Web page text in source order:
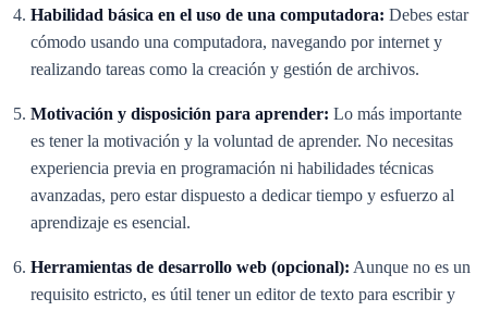
Habilidad básica en el uso de una computadora: Debes estar
cómodo usando una computadora, navegando por internet y
realizando tareas como la creación y gestión de archivos.
Motivación y disposición para aprender: Lo más importante
es tener la motivación y la voluntad de aprender. No necesitas
experiencia previa en programación ni habilidades técnicas
avanzadas, pero estar dispuesto a dedicar tiempo y esfuerzo al
aprendizaje es esencial.
Herramientas de desarrollo web (opcional): Aunque no es un
requisito estricto, es útil tener un editor de texto para escribir y